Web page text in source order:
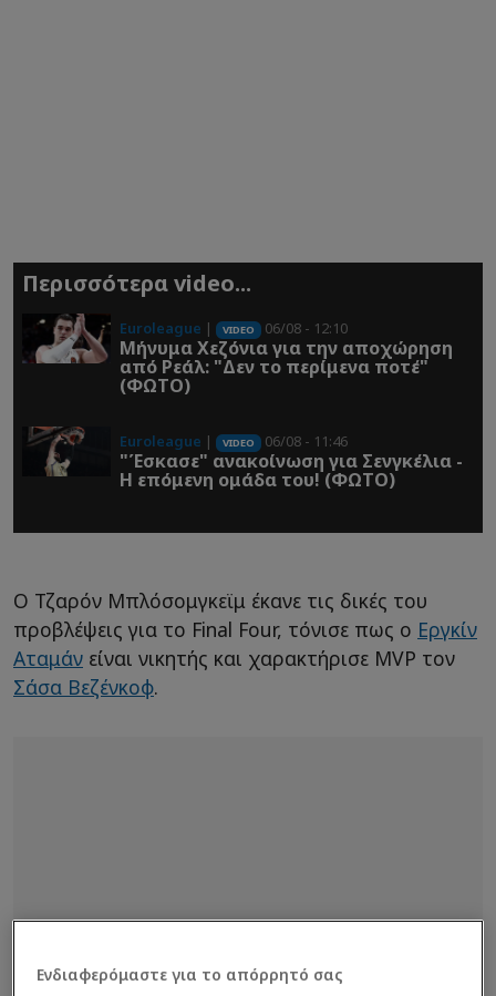
Περισσότερα video...
Euroleague | VIDEO 06/08 - 12:10
Μήνυμα Χεζόνια για την αποχώρηση
από Ρεάλ: "Δεν το περίμενα ποτέ"
(ΦΩΤΟ)
Euroleague | VIDEO 06/08 - 11:46
"Έσκασε" ανακοίνωση για Σενγκέλια -
Η επόμενη ομάδα του! (ΦΩΤΟ)
Ο Τζαρόν Μπλόσομγκεϊμ έκανε τις δικές του
προβλέψεις για το Final Four, τόνισε πως ο Εργκίν
Αταμάν είναι νικητής και χαρακτήρισε MVP τον
Σάσα Βεζένκοφ.
Ενδιαφερόμαστε για το απόρρητό σας